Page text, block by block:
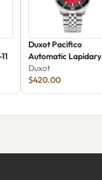
Duxot Pacifico
Automatic Lapidary
Limited Edition DX-
2076-44
Duxot
$420.00